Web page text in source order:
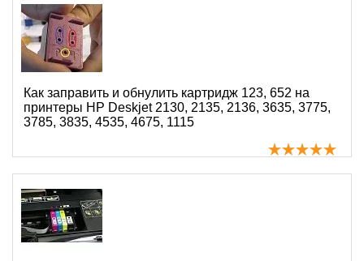
Как заправить и обнулить картридж 123, 652 на
принтеры HP Deskjet 2130, 2135, 2136, 3635, 3775,
3785, 3835, 4535, 4675, 1115